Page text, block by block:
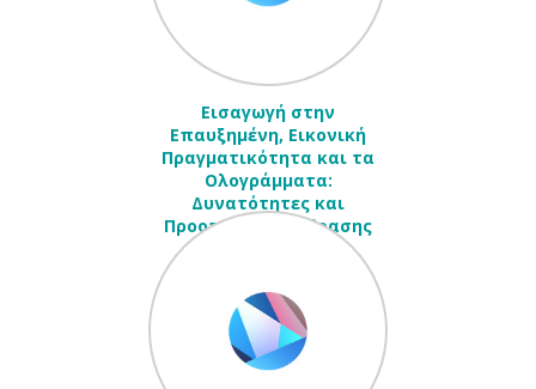
Εισαγωγή στην
Επαυξημένη, Εικονική
Πραγματικότητα και τα
Ολογράμματα:
Δυνατότητες και
Προοπτικές Διάδρασης